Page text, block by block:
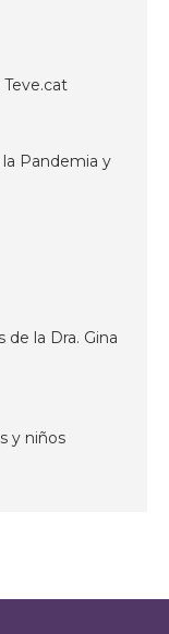
Pandemia y
la Dra. Gina
y niños